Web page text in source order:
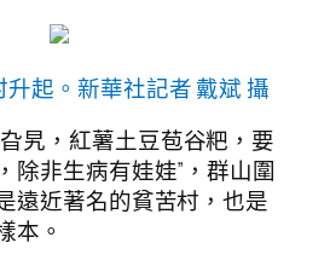
起。新華社記者 戴斌 攝
旯，紅薯土豆苞谷粑，要
除非生病有娃娃”，群山圍
遠近著名的貧苦村，也是
本。